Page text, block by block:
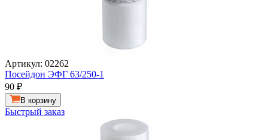
Артикул: 02262
Посейдон ЭФГ 63/250-1
90 ₽
В корзину
Быстрый заказ